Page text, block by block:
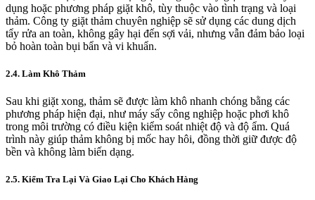
dụng hoặc phương pháp giặt khô, tùy thuộc vào tình trạng và loại
thảm. Công ty giặt thảm chuyên nghiệp sẽ sử dụng các dung dịch
tẩy rửa an toàn, không gây hại đến sợi vải, nhưng vẫn đảm bảo loại
bỏ hoàn toàn bụi bẩn và vi khuẩn.
2.4. Làm Khô Thảm
Sau khi giặt xong, thảm sẽ được làm khô nhanh chóng bằng các
phương pháp hiện đại, như máy sấy công nghiệp hoặc phơi khô
trong môi trường có điều kiện kiểm soát nhiệt độ và độ ẩm. Quá
trình này giúp thảm không bị mốc hay hôi, đồng thời giữ được độ
bền và không làm biến dạng.
2.5. Kiểm Tra Lại Và Giao Lại Cho Khách Hàng